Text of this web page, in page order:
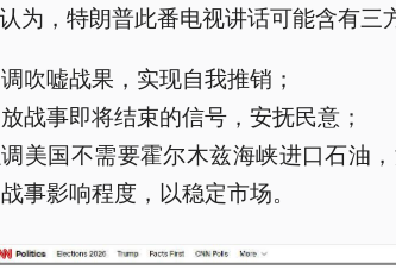
为，特朗普此番电视讲话可能含有三
吹嘘战果，实现自我推销；
战事即将结束的信号，安抚民意；
美国不需要霍尔木兹海峡进口石油
事影响程度，以稳定市场。